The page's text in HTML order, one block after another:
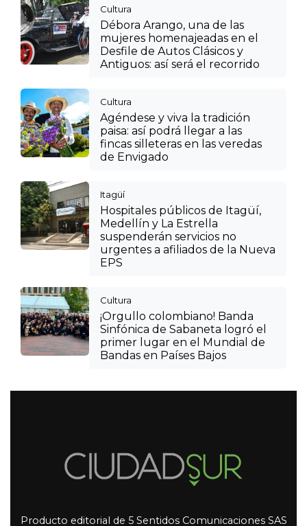
Cultura
Débora Arango, una de las
mujeres homenajeadas en el
Desfile de Autos Clásicos y
Antiguos: así será el recorrido
Cultura
Agéndese y viva la tradición
paisa: así podrá llegar a las
fincas silleteras en las veredas
de Envigado
Itagüí
Hospitales públicos de Itagüí,
Medellín y La Estrella
suspenderán servicios no
urgentes a afiliados de la Nueva
EPS
Cultura
¡Orgullo colombiano! Banda
Sinfónica de Sabaneta logró el
primer lugar en el Mundial de
Bandas en Países Bajos
Producto editorial de 5 Sentidos Comunicaciones SAS